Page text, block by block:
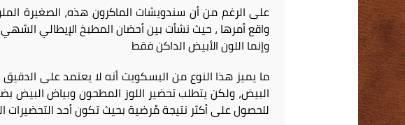
واقع أمرها ، حيث نشأت بين أحضان المطبخ الإيطالي
وإنما اللون الأبيض الداكن فقط
ما يميز هذا النوع من البسكويت أنه لا يعتمد على
البيض، ولكن يتطلب تحضير اللوز المطحون وبياض
للحصول على أكثر نتيجة مُرضية بحيث تكون أحد التحضيرات